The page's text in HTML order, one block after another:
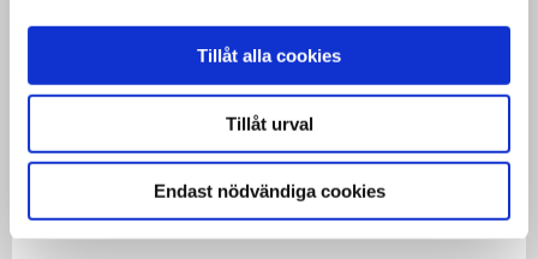
Tillåt alla cookies
Tillåt urval
Endast nödvändiga cookies
Forskning och utveckling